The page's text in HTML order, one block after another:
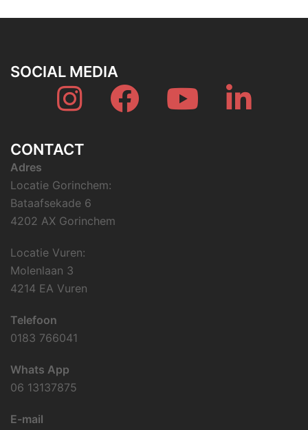
SOCIAL MEDIA
Instagram YouTube
CONTACT
Adres
Locatie Gorinchem:
Bataafsekade 6
4202 AX Gorinchem
Locatie Vuren:
Molenlaan 3
4214 EA Vuren
Telefoon
0183 766041
Whats App
06 13137875
E-mail